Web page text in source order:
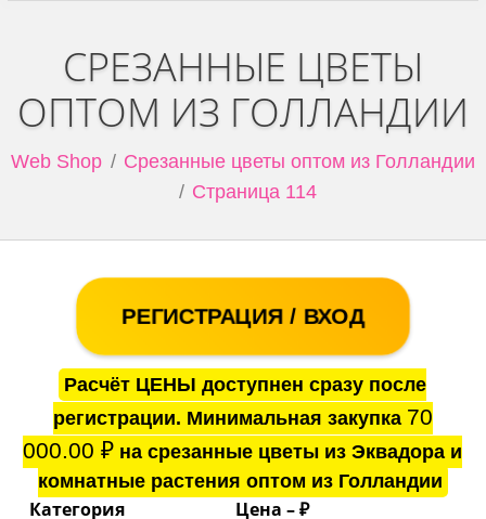
СРЕЗАННЫЕ ЦВЕТЫ
ОПТОМ ИЗ ГОЛЛАНДИИ
Web Shop
Срезанные цветы оптом из Голландии
Страница 114
РЕГИСТРАЦИЯ / ВХОД
Расчёт ЦЕНЫ доступнен сразу после
регистрации. Минимальная закупка 70
000.00₽ на срезанные цветы из Эквадора и
комнатные растения оптом из Голландии
Категория Цена – ₽